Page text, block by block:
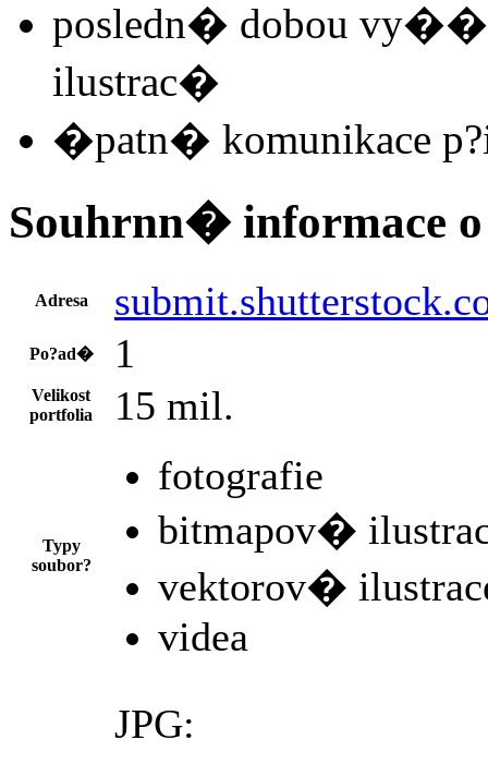
posledn� dobou
ilustrac�
�patn� komunikace
Souhrnn� informace o
Adresa
Po?ad� 1
Velikost
portfolia
15 mil.
Typy
soubor?
fotografie
bitmapov�
vektorov�
videa
JPG: